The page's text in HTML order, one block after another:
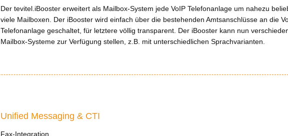
Der tevitel.iBooster erweitert als Mailbox-System jede VoIP Telefonanlage um nahezu
viele Mailboxen. Der iBooster wird einfach über die bestehenden Amtsanschlüsse an die
Telefonanlage geschaltet, für letztere völlig transparent. Der iBooster kann nun
Mailbox-Systeme zur Verfügung stellen, z.B. mit unterschiedlichen Sprachvarianten.
Unified Messaging & CTI
Fax-Integration